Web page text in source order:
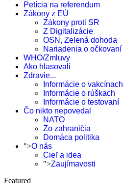
Petícia na referendum
Zákony z EÚ
Zákony proti SR
Z Digitalizácie
OSN, Zelená dohoda
Nariadenia o očkovaní
WHO/Zmluvy
Ako hlasovali
Zdravie...
Informácie o vakcínach
Informácie o rúškach
Informácie o testovaní
Čo nikto nepovedal
NATO
Zo zahraničia
Domáca politika
">O nás
Cieľ a idea
">Zaujímavosti
Featured